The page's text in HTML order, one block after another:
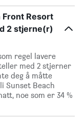
Front Resort
2 stjerne(r)
regel lavere
med 2 stjerner
deg å måtte
Sunset Beach
noe som er 34 %